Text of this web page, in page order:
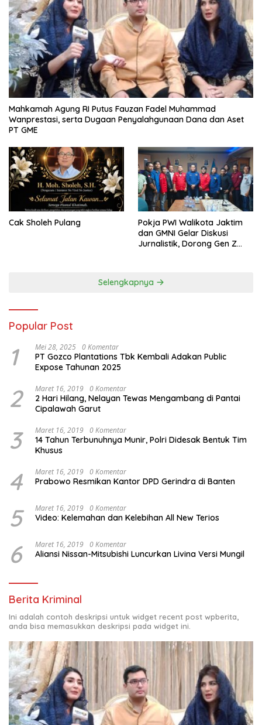
Mahkamah Agung RI Putus Fauzan Fadel Muhammad
Wanprestasi, serta Dugaan Penyalahgunaan Dana dan Aset
PT GME
Cak Sholeh Pulang
Pokja PWI Walikota Jaktim
dan GMNI Gelar Diskusi
Jurnalistik, Dorong Gen Z
Selengkapnya
Popular Post
1 Mei 28, 2025 0 Komentar
PT Gozco Plantations Tbk Kembali Adakan Public
Expose Tahunan 2025
2 Maret 16, 2019 0 Komentar
2 Hari Hilang, Nelayan Tewas Mengambang di Pantai
Cipalawah Garut
3 Maret 16, 2019 0 Komentar
14 Tahun Terbunuhnya Munir, Polri Didesak Bentuk Tim
Khusus
4 Maret 16, 2019 0 Komentar
Prabowo Resmikan Kantor DPD Gerindra di Banten
5 Maret 16, 2019 0 Komentar
Video: Kelemahan dan Kelebihan All New Terios
6 Maret 16, 2019 0 Komentar
Aliansi Nissan-Mitsubishi Luncurkan Livina Versi Mungil
Berita Kriminal
Ini adalah contoh deskripsi untuk widget recent post wpberita,
anda bisa memasukkan deskripsi pada widget ini.